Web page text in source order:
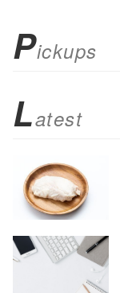
Pickups
Latest